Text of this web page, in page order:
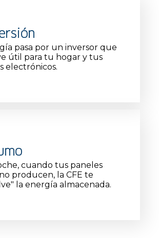
pasa por un inversor que
útil para tu hogar y tus
electrónicos.
cuando tus paneles
producen, la CFE te
la energía almacenada.